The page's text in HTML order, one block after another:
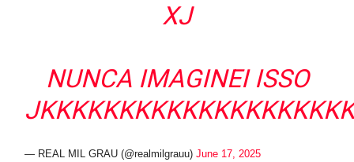
XJ
NUNCA IMAGINEI ISSO
— REAL MIL GRAU (@realmilgrauu)June 17, 2025